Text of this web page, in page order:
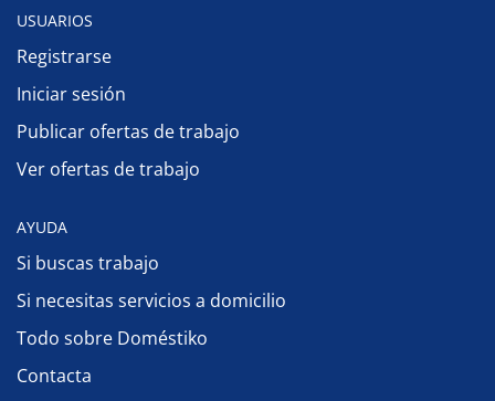
USUARIOS
Registrarse
Iniciar sesión
Publicar ofertas de trabajo
Ver ofertas de trabajo
AYUDA
Si buscas trabajo
Si necesitas servicios a domicilio
Todo sobre Doméstiko
Contacta